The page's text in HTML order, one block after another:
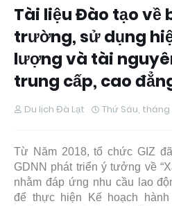
Tài liệu Đào tạo về
trường, sử dụng
lượng và tài
trung cấp, cao
Du lịch Đà Lạt Thứ Sáu, tháng
Từ Năm 2018, tổ chức GIZ
GDNN phát triển ý tưởng về
nhằm đáp ứng nhu cầu lao
để thực hiện Kế hoạch